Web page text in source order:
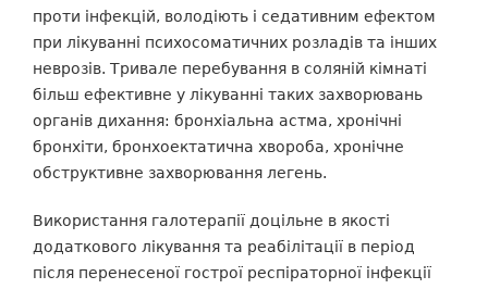
проти інфекцій, володіють і седативним ефектом
при лікуванні психосоматичних розладів та інших
неврозів. Тривале перебування в соляній кімнаті
більш ефективне у лікуванні таких захворювань
органів дихання: бронхіальна астма, хронічні
бронхіти, бронхоектатична хвороба, хронічне
обструктивне захворювання легень.
Використання галотерапії доцільне в якості
додаткового лікування та реабілітації в період
після перенесеної гострої респіраторної інфекції